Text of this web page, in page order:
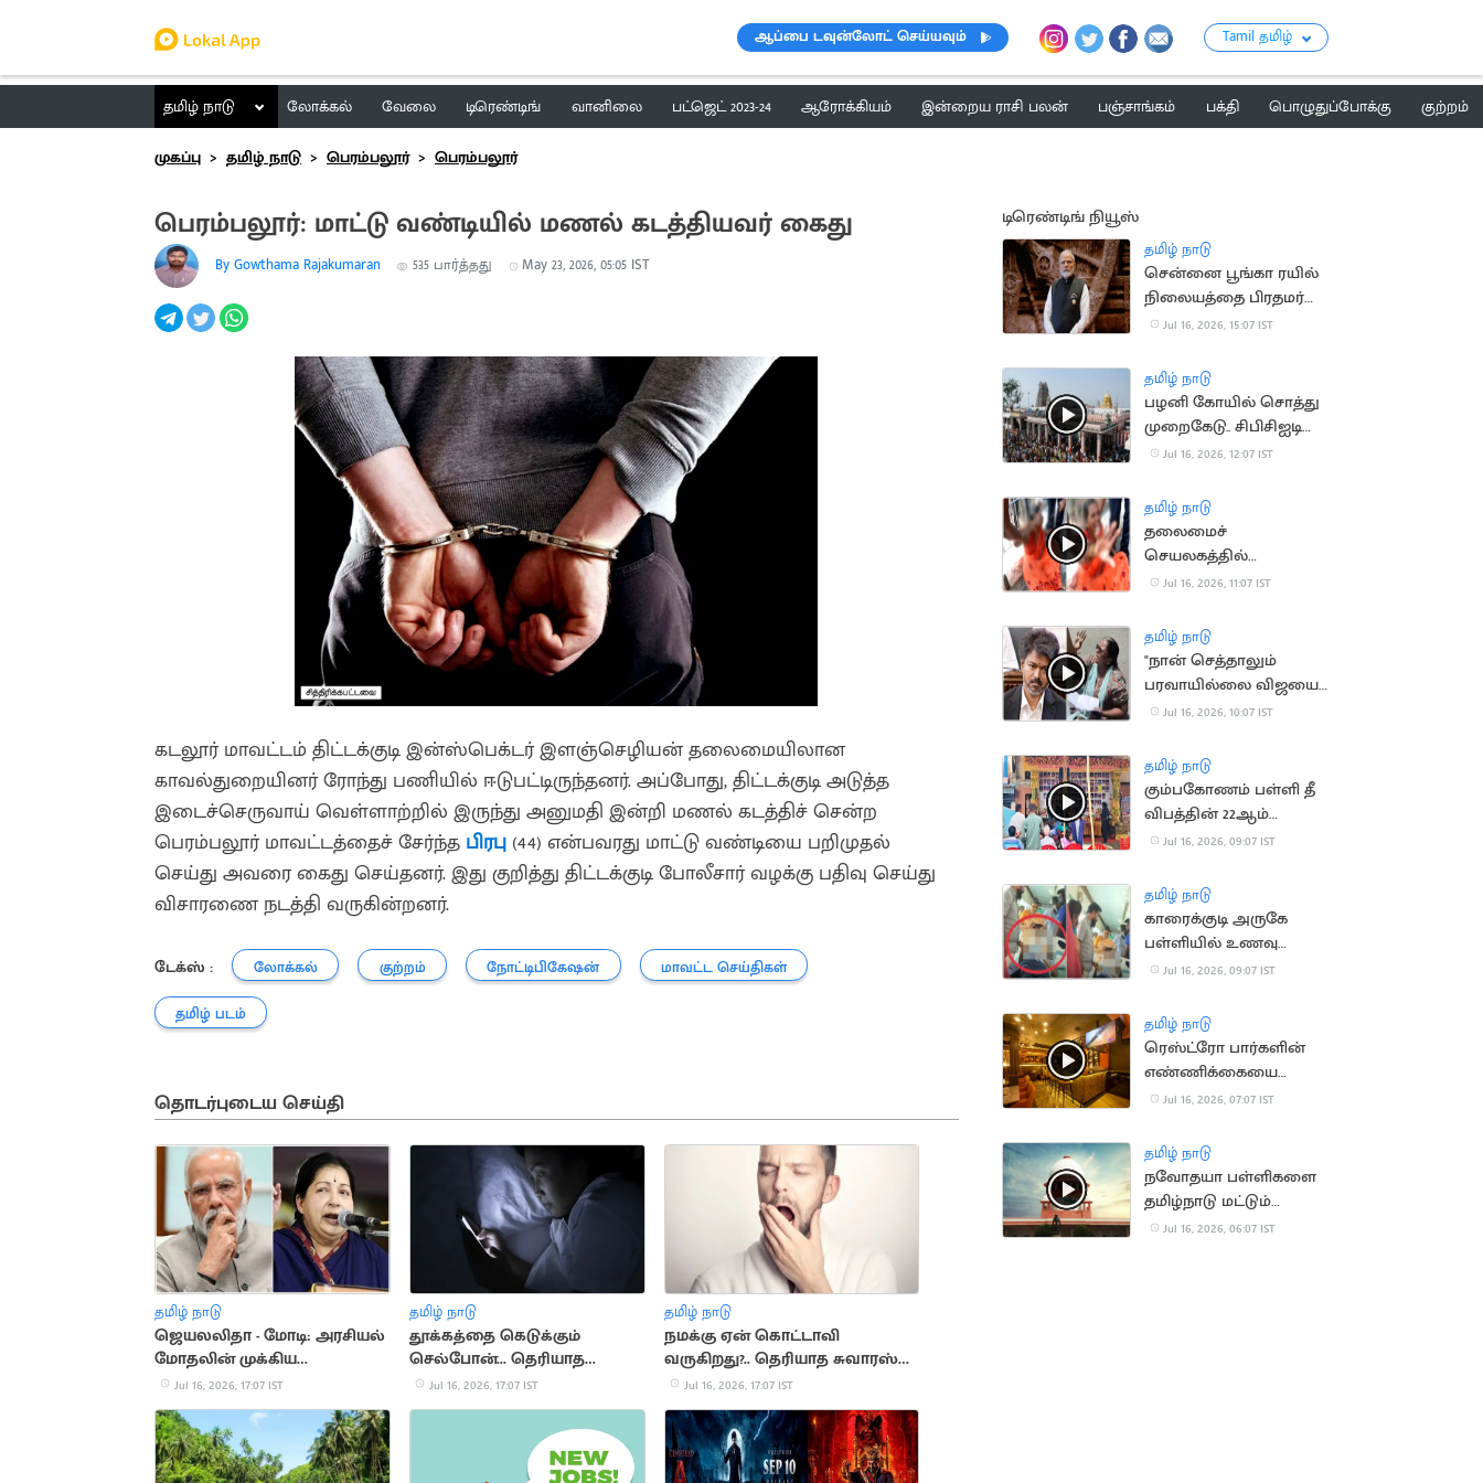
ஆப்பை டவுன்லோட் செய்யவும் Tamil தமிழ்
தமிழ் நாடு லோக்கல் வேலை டிரெண்டிங் வானிலை பட்ஜெட் 2023-24 ஆரோக்கியம் இன்றைய ராசி பலன் பஞ்சாங்கம் பக்தி பொழுதுப்போக்கு
குற்றம்
முகப்பு
தமிழ் நாடு பெரம்பலூர் பெரம்பலூர்
பெரம்பலூர்: மாட்டு வண்டியில் மணல் கடத்தியவர் கைது
By Gowthama Rajakumaran 535 பார்த்தது May 23, 2026, 05:05 IST
கடலூர் மாவட்டம் திட்டக்குடி இன்ஸ்பெக்டர் இளஞ்செழியன் தலைமையிலான
காவல்துறையினர் ரோந்து பணியில் ஈடுபட்டிருந்தனர். அப்போது, திட்டக்குடி அடுத்த
இடைச்செருவாய் வெள்ளாற்றில் இருந்து அனுமதி இன்றி மணல் கடத்திச் சென்ற
பெரம்பலூர் மாவட்டத்தைச் சேர்ந்தபிரபு(44) என்பவரது மாட்டு வண்டியை பறிமுதல்
செய்து அவரை கைது செய்தனர். இது குறித்து திட்டக்குடி போலீசார் வழக்கு பதிவு செய்து
விசாரணை நடத்தி வருகின்றனர்.
டேக்ஸ் : லோக்கல் குற்றம் நோட்டிபிகேஷன் மாவட்ட செய்திகள்
தமிழ் படம்
தொடர்புடைய செய்தி
தமிழ் நாடு
ஜெயலலிதா - மோடி: அரசியல்
மோதலின் முக்கிய
தருணங்கள்
Jul 16, 2026, 17:07 IST
தமிழ் நாடு
தூக்கத்தை கெடுக்கும்
செல்போன்... தெரியாத
ஆபத்துகள்
Jul 16, 2026, 17:07 IST
தமிழ் நாடு
நமக்கு ஏன் கொட்டாவி
வருகிறது?.. தெரியாத சுவாரஸ்ய
காரணங்கள்
Jul 16, 2026, 17:07 IST
டிரெண்டிங் நியூஸ்
தமிழ் நாடு
சென்னை பூங்கா ரயில்
நிலையத்தை பிரதமர்
மோடி நாளை திறந்து
Jul 16, 2026, 15:07 IST
தமிழ் நாடு
பழனி கோயில் சொத்து
முறைகேடு.. சிபிசிஐடி
விசாரணை
Jul 16, 2026, 12:07 IST
தமிழ் நாடு
தலைமைச்
செயலகத்தில்
தீக்குளிக்க முயன்ற
Jul 16, 2026, 11:07 IST
தமிழ் நாடு
"நான் செத்தாலும்
பரவாயில்லை விஜயை
பாக்கணும்".. பெண்
Jul 16, 2026, 10:07 IST
தமிழ் நாடு
கும்பகோணம் பள்ளி தீ
விபத்தின் 22ஆம்
ஆண்டு நினைவு தினம்
Jul 16, 2026, 09:07 IST
தமிழ் நாடு
காரைக்குடி அருகே
பள்ளியில் உணவு
சாப்பிட்ட மாணவிகள்
Jul 16, 2026, 09:07 IST
தமிழ் நாடு
ரெஸ்ட்ரோ பார்களின்
எண்ணிக்கையை
அதிகரிக்க TN அரசு
Jul 16, 2026, 07:07 IST
தமிழ் நாடு
நவோதயா பள்ளிகளை
தமிழ்நாடு மட்டும்
நிராகரிப்பது ஏன்? -
Jul 16, 2026, 06:07 IST